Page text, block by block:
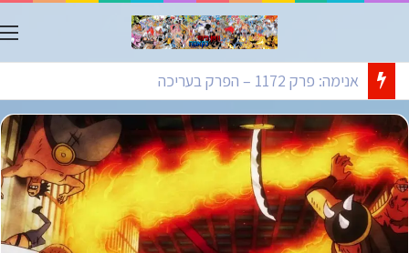
אנימה: פרק 1172 – הפרק בעריכה